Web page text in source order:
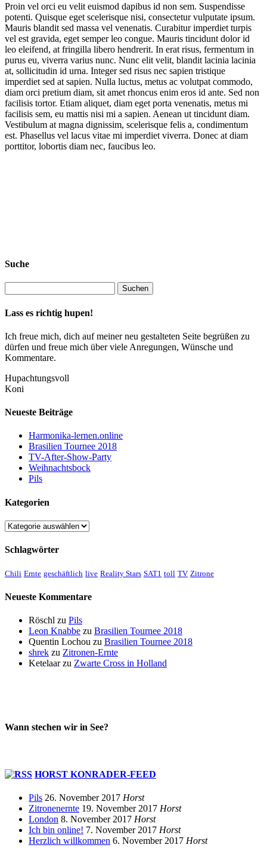
Proin vel orci eu velit euismod dapibus id non sem. Suspendisse
potenti. Quisque eget scelerisque nisi, consectetur vulputate ipsum.
Mauris blandit sed massa vel venenatis. Curabitur imperdiet turpis
vel est gravida, eget semper leo congue. Mauris tincidunt dolor id
leo eleifend, at fringilla libero hendrerit. In erat risus, fermentum in
purus eu, viverra varius nunc. Nunc elit velit, blandit lacinia lacinia
at, sollicitudin id urna. Integer sed risus nec sapien tristique
imperdiet sed at sapien. Nulla luctus, metus ac volutpat commodo,
diam orci pretium diam, sit amet rhoncus enim eros id ante. Sed non
facilisis tortor. Etiam aliquet, diam eget porta venenatis, metus mi
facilisis sem, eu mattis nisi mi a sapien. Aenean ut tincidunt diam.
Vestibulum at magna dignissim, scelerisque felis a, condimentum
est. Phasellus vel lacus vitae mi imperdiet viverra. Donec at diam
porttitor, lobortis diam nec, faucibus leo.
Suche
Lass es richtig hupen!
Ich freue mich, dich auf meiner neu gestalteten Seite begrüßen zu
dürfen und freue mich über viele Anregungen, Wünsche und
Kommentare.
Hupachtungsvoll
Koni
Neueste Beiträge
Harmonika-lernen.online
Brasilien Tournee 2018
TV-After-Show-Party
Weihnachtsbock
Pils
Kategorien
Kategorien
Schlagwörter
Chili Ernte geschäftlich live Reality Stars SAT1 toll TV Zitrone
Neueste Kommentare
Röschl zu Pils
Leon Knabbe zu Brasilien Tournee 2018
Quentin Lochou zu Brasilien Tournee 2018
shrek zu Zitronen-Ernte
Ketelaarzu Zwarte Cross in Holland
Wann stechen wir in See?
HORST KONRADER-FEED
Pils 26. November 2017 Horst
Zitronenernte 19. November 2017 Horst
London 8. November 2017 Horst
Ich bin online! 7. November 2017 Horst
Herzlich willkommen 6. November 2017 Horst